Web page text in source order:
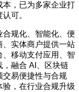
本，已为多家企业打
可。
合规化、智能化、便
、实体商户提供一站
移动支付应用、智
融合 AI、区块链
交易便捷性与合规
，在行业合规升级